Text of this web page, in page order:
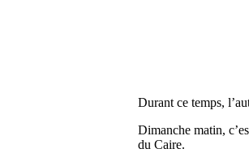
Durant ce temps,
Dimanche matin,
du Caire.